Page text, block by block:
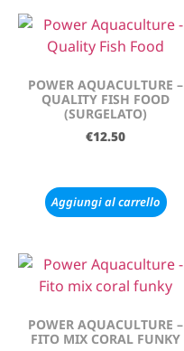
POWER AQUACULTURE –
QUALITY FISH FOOD
(SURGELATO)
€12.50
Aggiungi al carrello
POWER AQUACULTURE –
FITO MIX CORAL FUNKY